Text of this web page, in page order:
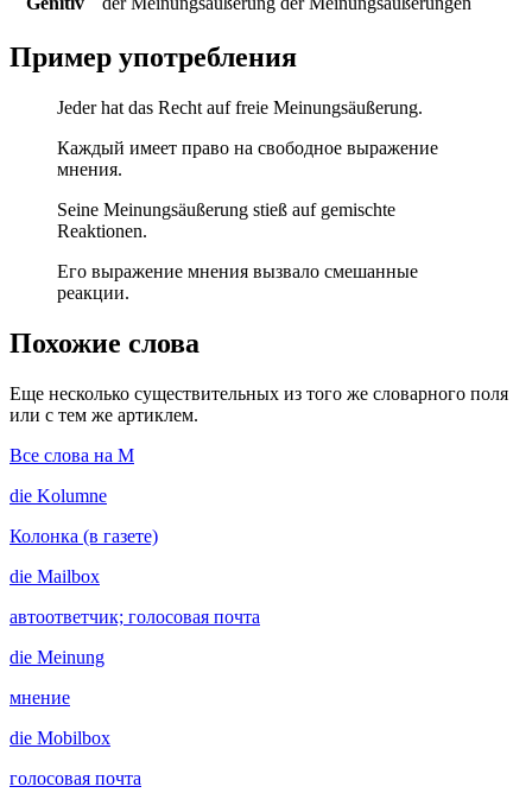
Пример употребления
Jeder hat das Recht auf freie Meinungsäußerung.
Каждый имеет право на свободное выражение
мнения.
Seine Meinungsäußerung stieß auf gemischte
Reaktionen.
Его выражение мнения вызвало смешанные
реакции.
Похожие слова
Еще несколько существительных из того же словарного поля
или с тем же артиклем.
Все слова на M
die Kolumne
Колонка (в газете)
die Mailbox
автоответчик; голосовая почта
die Meinung
мнение
die Mobilbox
голосовая почта